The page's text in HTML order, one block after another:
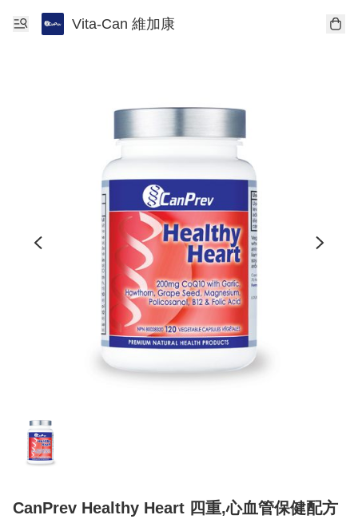
Vita-Can 維加康
CanPrev Healthy Heart 四重,心血管保健配方